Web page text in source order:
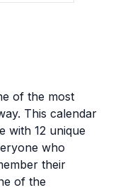
of the most
This calendar
with 12 unique
who
their
of the